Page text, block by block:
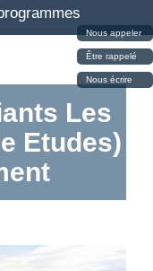
Nous appeler
Être rappelé
Nous écrire
Les
Etudes)